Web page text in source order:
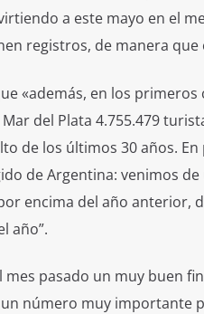
a este mayo en el
registros, de manera
«además, en los primeros
del Plata 4.755.479
de los últimos 30 años.
de Argentina: venimos
encima del año anterior,
año”.
mes pasado un muy buen
número muy importante